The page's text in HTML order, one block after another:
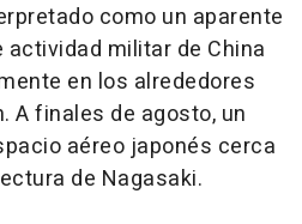
como un aparente
militar de China
en los alrededores
A finales de agosto, un
aéreo japonés cerca
de Nagasaki.